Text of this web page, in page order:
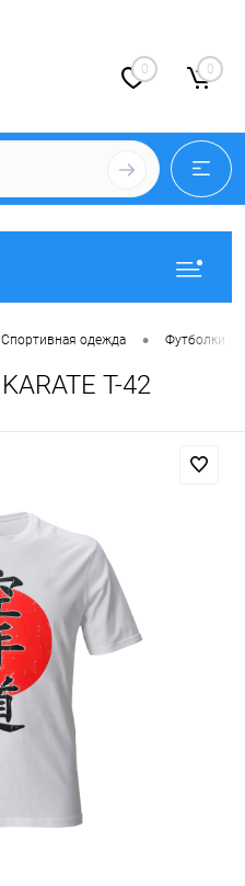
0 0
Спортивная одежда • Футболки с
T-42